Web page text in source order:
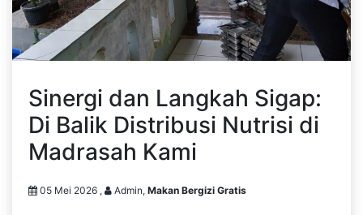
Sinergi dan Langkah Sigap:
Di Balik Distribusi Nutrisi di
Madrasah Kami
05 Mei 2026 , Admin, Makan Bergizi Gratis